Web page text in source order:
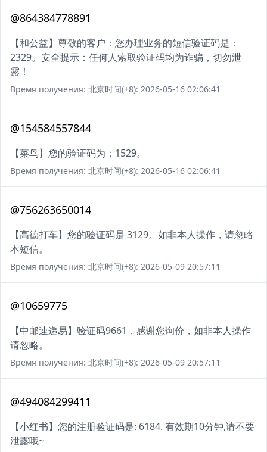
@864384778891
【和公益】尊敬的客户：您办理业务的短信验证码是：
2329。安全提示：任何人索取验证码均为诈骗，切勿泄
露！
Время получения: 北京时间(+8): 2026-05-16 02:06:41
@154584557844
【菜鸟】您的验证码为：1529。
Время получения: 北京时间(+8): 2026-05-16 02:06:41
@756263650014
【高德打车】您的验证码是 3129。如非本人操作，请忽略
本短信。
Время получения: 北京时间(+8): 2026-05-09 20:57:11
@10659775
【中邮速递易】验证码9661，感谢您询价，如非本人操作
请忽略。
Время получения: 北京时间(+8): 2026-05-09 20:57:11
@494084299411
【小红书】您的注册验证码是: 6184. 有效期10分钟,请不要
泄露哦~